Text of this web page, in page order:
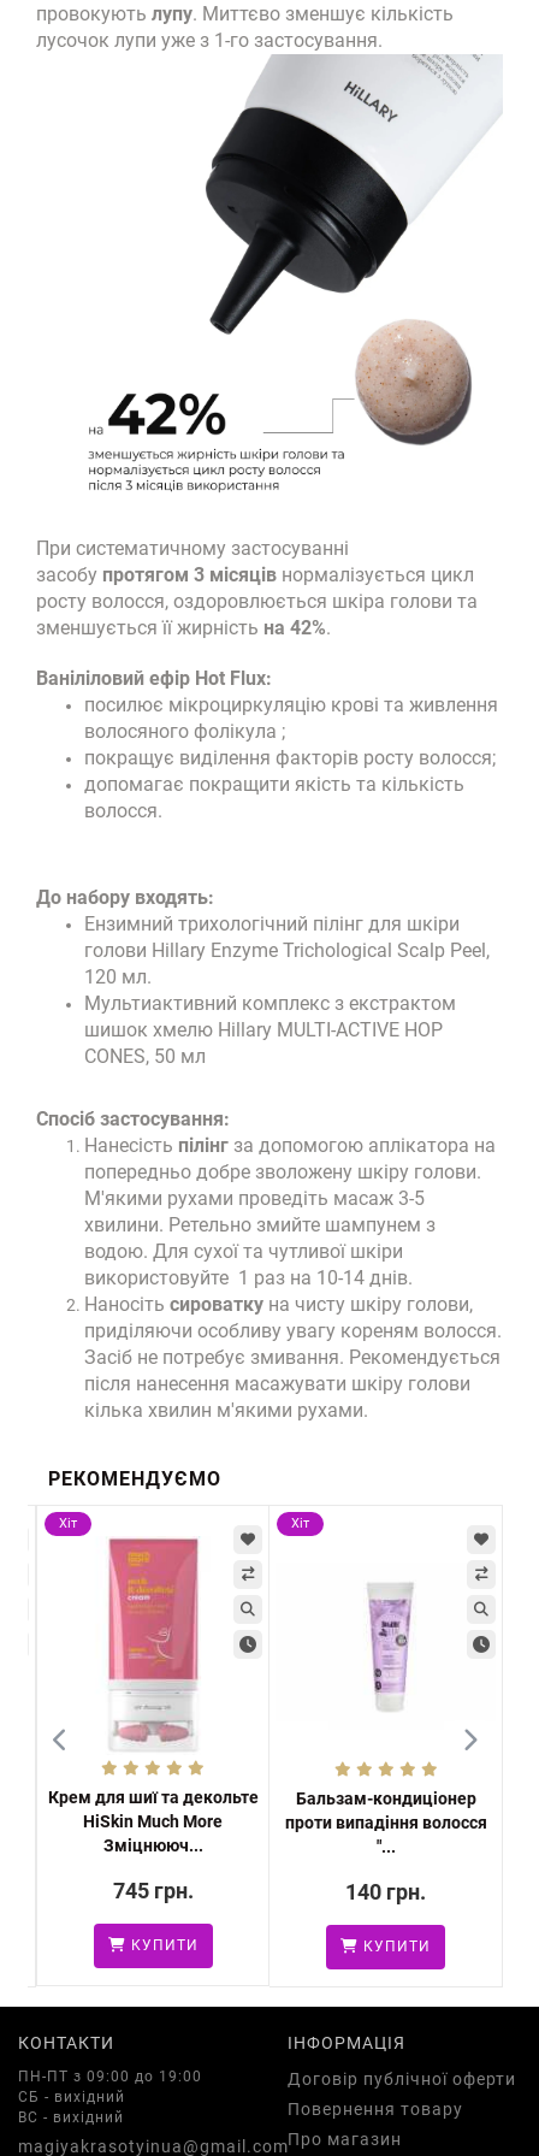
провокують лупу. Миттєво зменшує кількість
лусочок лупи уже з 1-го застосування.
При систематичному застосуванні
засобу протягом 3 місяців нормалізується цикл
росту волосся, оздоровлюється шкіра голови та
зменшується її жирність на 42%.
Ваніліловий ефір Hot Flux:
посилює мікроциркуляцію крові та живлення
волосяного фолікула ;
покращує виділення факторів росту волосся;
допомагає покращити якість та кількість
волосся.
До набору входять:
Ензимний трихологічний пілінг для шкіри
голови Hillary Enzyme Trichological Scalp Peel,
120 мл.
Мультиактивний комплекс з екстрактом
шишок хмелю Hillary MULTI-ACTIVE HOP
CONES, 50 мл
Спосіб застосування:
Нанесість пілінг за допомогою аплікатора на
попередньо добре зволожену шкіру голови.
М'якими рухами проведіть масаж 3-5
хвилини. Ретельно змийте шампунем з
водою. Для сухої та чутливої шкіри
використовуйте 1 раз на 10-14 днів.
Наносіть сироватку на чисту шкіру голови,
приділяючи особливу увагу кореням волосся.
Засіб не потребує змивання. Рекомендується
після нанесення масажувати шкіру голови
кілька хвилин м'якими рухами.
РЕКОМЕНДУЄМО
Хіт
Крем для шиї та декольте
HiSkin Much More
Зміцнююч...
745 грн.
КУПИТИ
Хіт
Бальзам-кондиціонер
проти випадіння волосся
"...
140 грн.
КУПИТИ
КОНТАКТИ
ПН-ПТ з 09:00 до 19:00
СБ - вихідний
ВС - вихідний
magiyakrasotyinua@gmail.com
ІНФОРМАЦІЯ
Договір публічної оферти
Повернення товару
Про магазин